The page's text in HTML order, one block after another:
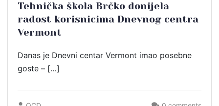
Tehnička škola Brčko donijela
radost korisnicima Dnevnog centra
Vermont
Danas je Dnevni centar Vermont imao posebne
goste – […]